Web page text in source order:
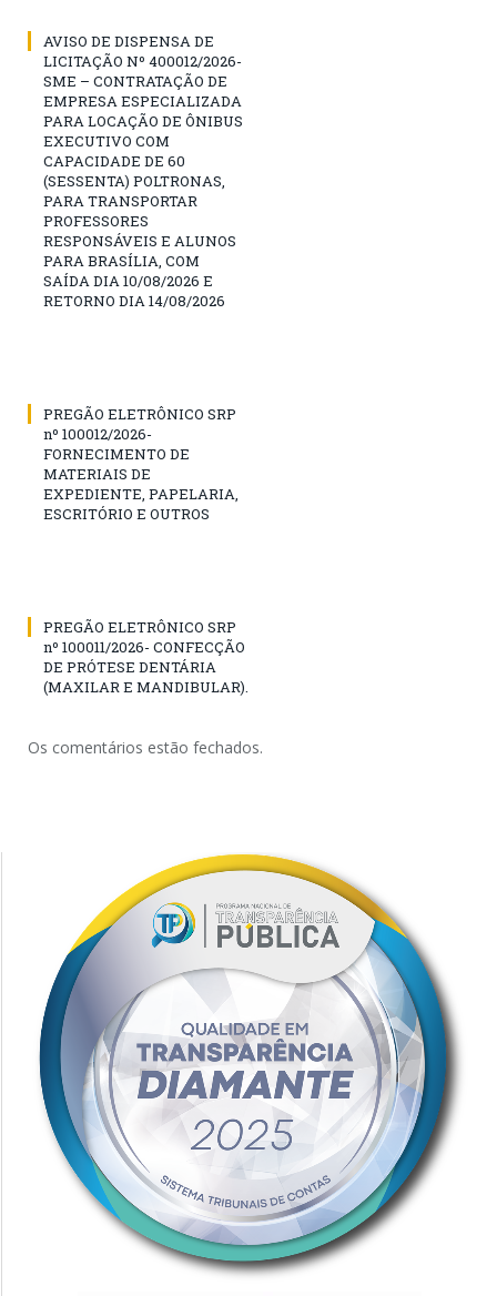
AVISO DE DISPENSA DE
LICITAÇÃO Nº 400012/2026-
SME – CONTRATAÇÃO DE
EMPRESA ESPECIALIZADA
PARA LOCAÇÃO DE ÔNIBUS
EXECUTIVO COM
CAPACIDADE DE 60
(SESSENTA) POLTRONAS,
PARA TRANSPORTAR
PROFESSORES
RESPONSÁVEIS E ALUNOS
PARA BRASÍLIA, COM
SAÍDA DIA 10/08/2026 E
RETORNO DIA 14/08/2026
PREGÃO ELETRÔNICO SRP
nº 100012/2026-
FORNECIMENTO DE
MATERIAIS DE
EXPEDIENTE, PAPELARIA,
ESCRITÓRIO E OUTROS
PREGÃO ELETRÔNICO SRP
nº 100011/2026- CONFECÇÃO
DE PRÓTESE DENTÁRIA
(MAXILAR E MANDIBULAR).
Os comentários estão fechados.